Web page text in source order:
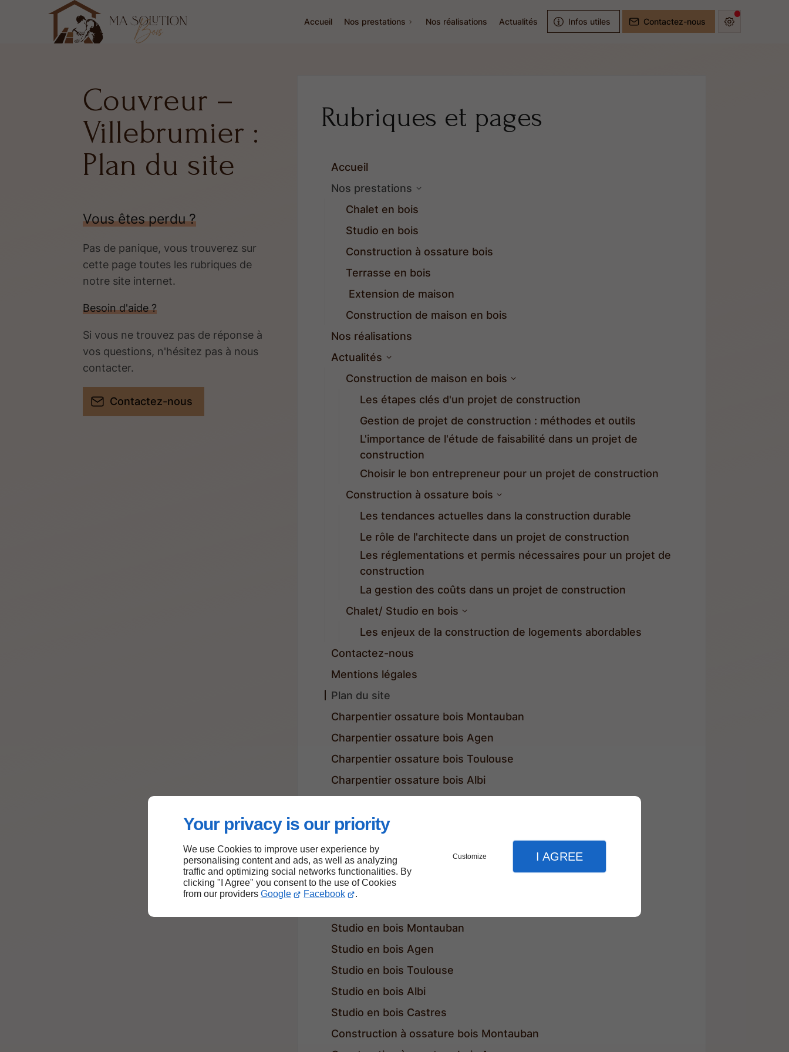
Your privacy is our priority
We use Cookies to improve user experience by
personalising content and ads, as well as analyzing
traffic and optimizing social networks functionalities. By
clicking "I Agree" you consent to the use of Cookies
from our providers Google Facebook .
Customize I AGREE
Accueil Nos prestations Nos réalisations Actualités Infos utiles Contactez-nous
Couvreur –
Villebrumier :
Plan du site
Vous êtes perdu ?
Pas de panique, vous trouverez sur
cette page toutes les rubriques de
notre site internet.​​
Besoin d'aide ?
Si vous ne trouvez pas de réponse à
vos questions, n'hésitez pas à nous
contacter.
Contactez-nous
Rubriques et pages
Accueil
Nos prestations
Chalet en bois
Studio en bois
Construction à ossature bois
Terrasse en bois
Extension de maison
Construction de maison en bois
Nos réalisations
Actualités
Construction de maison en bois
Les étapes clés d'un projet de construction
Gestion de projet de construction : méthodes et outils
L'importance de l'étude de faisabilité dans un projet de
construction
Choisir le bon entrepreneur pour un projet de construction
Construction à ossature bois
Les tendances actuelles dans la construction durable
Le rôle de l'architecte dans un projet de construction
Les réglementations et permis nécessaires pour un projet de
construction
La gestion des coûts dans un projet de construction
Chalet/ Studio en bois
Les enjeux de la construction de logements abordables
Contactez-nous
Mentions légales
Plan du site
Charpentier ossature bois Montauban
Charpentier ossature bois Agen
Charpentier ossature bois Toulouse
Charpentier ossature bois Albi
Chalet en bois Montauban
Chalet en bois Agen
Chalet en bois Toulouse
Chalet en bois Albi
Studio en bois Montauban
Studio en bois Agen
Studio en bois Toulouse
Studio en bois Albi
Studio en bois Castres
Construction à ossature bois Montauban